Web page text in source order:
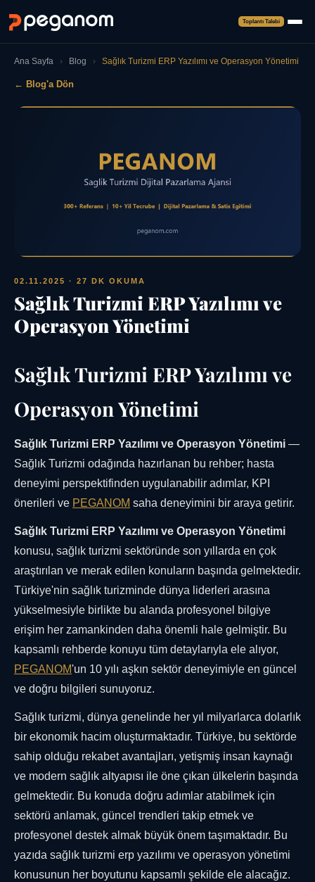
Toplantı Talebi
Ana Sayfa › Blog › Sağlık Turizmi ERP Yazılımı ve Operasyon Yönetimi
← Blog'a Dön
02.11.2025 · 27 DK OKUMA
Sağlık Turizmi ERP Yazılımı ve
Operasyon Yönetimi
Sağlık Turizmi ERP Yazılımı ve
Operasyon Yönetimi
Sağlık Turizmi ERP Yazılımı ve Operasyon Yönetimi —
Sağlık Turizmi odağında hazırlanan bu rehber; hasta
deneyimi perspektifinden uygulanabilir adımlar, KPI
önerileri ve PEGANOM saha deneyimini bir araya getirir.
Sağlık Turizmi ERP Yazılımı ve Operasyon Yönetimi
konusu, sağlık turizmi sektöründe son yıllarda en çok
araştırılan ve merak edilen konuların başında gelmektedir.
Türkiye'nin sağlık turizminde dünya liderleri arasına
yükselmesiyle birlikte bu alanda profesyonel bilgiye
erişim her zamankinden daha önemli hale gelmiştir. Bu
kapsamlı rehberde konuyu tüm detaylarıyla ele alıyor,
PEGANOM'un 10 yılı aşkın sektör deneyimiyle en güncel
ve doğru bilgileri sunuyoruz.
Sağlık turizmi, dünya genelinde her yıl milyarlarca dolarlık
bir ekonomik hacim oluşturmaktadır. Türkiye, bu sektörde
sahip olduğu rekabet avantajları, yetişmiş insan kaynağı
ve modern sağlık altyapısı ile öne çıkan ülkelerin başında
gelmektedir. Bu konuda doğru adımlar atabilmek için
sektörü anlamak, güncel trendleri takip etmek ve
profesyonel destek almak büyük önem taşımaktadır. Bu
yazıda sağlık turizmi erp yazılımı ve operasyon yönetimi
konusunun her boyutunu kapsamlı şekilde ele alacağız.